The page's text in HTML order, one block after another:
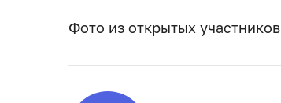
Фото из открытых участников